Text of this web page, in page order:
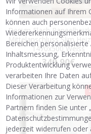
Design Flach
Mittelanschluss Slim
1470x500 Weiss
349,90€
Informationen auf Ihrem
können auch
Bereichen
Inhaltsmessung,
Produktentwicklung
verarbeiten Ihre Daten
Dieser Verarbeitung
Informationen zur
Partnern finden Sie unter
jederzeit widerrufen oder